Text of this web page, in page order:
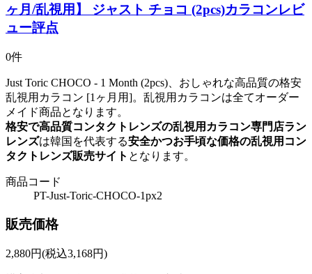
ヶ月/乱視用】 ジャスト チョコ (2pcs)カラコンレビ
ュー評点
0件
Just Toric CHOCO - 1 Month (2pcs)、おしゃれな高品質の格安
乱視用カラコン [1ヶ月用]。乱視用カラコンは全てオーダー
メイド商品となります。
格安で高品質コンタクトレンズの乱視用カラコン専門店ラン
レンズは韓国を代表する安全かつお手頃な価格の乱視用コン
タクトレンズ販売サイト となります。
商品コード
PT-Just-Toric-CHOCO-1px2
販売価格
2,880円(税込3,168円)